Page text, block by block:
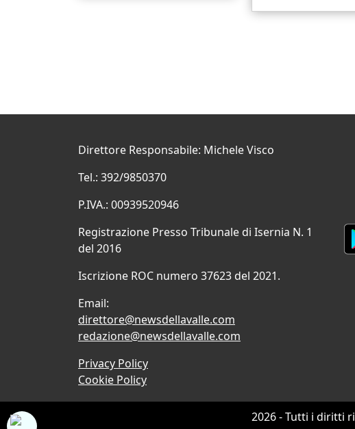
Direttore Responsabile: Michele Visco
Tel.: 392/9850370
P.IVA.: 00939520946
Registrazione Presso Tribunale di Isernia N. 1
del 2016
Iscrizione ROC numero 37623 del 2021.
Email:
direttore@newsdellavalle.com
redazione@newsdellavalle.com
Privacy Policy
Cookie Policy
2026 - Tutti i diritti